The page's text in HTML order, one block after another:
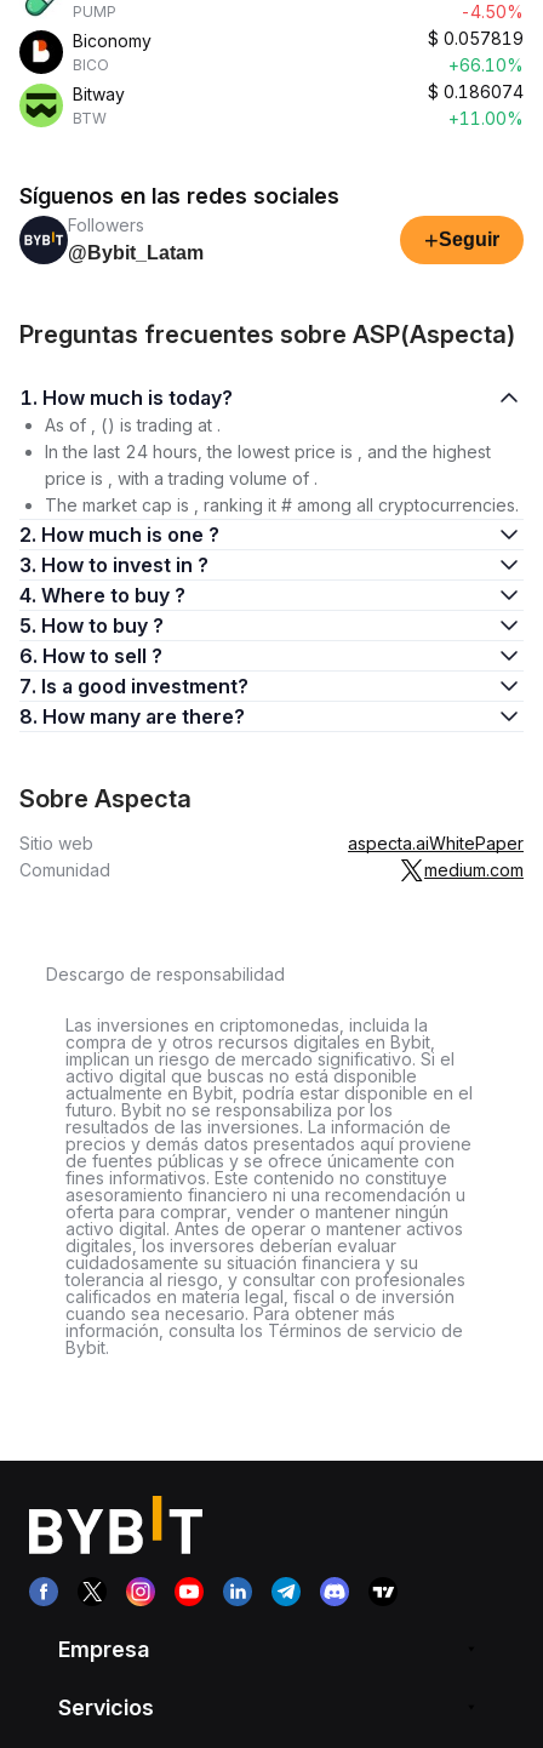
PUMP
-4.50%
Biconomy
BICO
$ 0.057819
+66.10%
Bitway
BTW
$ 0.186074
+11.00%
Síguenos en las redes sociales
Followers
@Bybit_Latam
+Seguir
Preguntas frecuentes sobre ASP(Aspecta)
1. How much is today?
As of , () is trading at .
In the last 24 hours, the lowest price is , and the highest
price is , with a trading volume of .
The market cap is , ranking it # among all cryptocurrencies.
2. How much is one ?
3. How to invest in ?
4. Where to buy ?
5. How to buy ?
6. How to sell ?
7. Is a good investment?
8. How many are there?
Sobre Aspecta
Sitio web aspecta.aiWhitePaper
Comunidad
medium.com
Descargo de responsabilidad
Las inversiones en criptomonedas, incluida la
compra de y otros recursos digitales en Bybit,
implican un riesgo de mercado significativo. Si el
activo digital que buscas no está disponible
actualmente en Bybit, podría estar disponible en el
futuro. Bybit no se responsabiliza por los
resultados de las inversiones. La información de
precios y demás datos presentados aquí proviene
de fuentes públicas y se ofrece únicamente con
fines informativos. Este contenido no constituye
asesoramiento financiero ni una recomendación u
oferta para comprar, vender o mantener ningún
activo digital. Antes de operar o mantener activos
digitales, los inversores deberían evaluar
cuidadosamente su situación financiera y su
tolerancia al riesgo, y consultar con profesionales
calificados en materia legal, fiscal o de inversión
cuando sea necesario. Para obtener más
información, consulta los Términos de servicio de
Bybit.
Empresa
Servicios